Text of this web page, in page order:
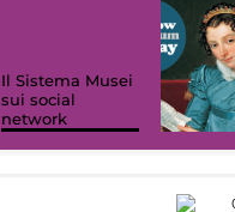
Il Sistema Musei
sui social
network